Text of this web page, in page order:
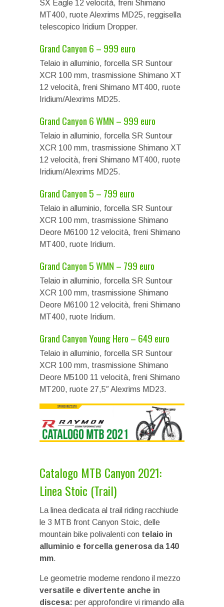
SX Eagle 12 velocità, freni Shimano
MT400, ruote Alexrims MD25, reggisella
telescopico Iridium Dropper.
Grand Canyon 6 – 999 euro
Telaio in alluminio, forcella SR Suntour
XCR 100 mm, trasmissione Shimano XT
12 velocità, freni Shimano MT400, ruote
Iridium/Alexrims MD25.
Grand Canyon 6 WMN – 999 euro
Telaio in alluminio, forcella SR Suntour
XCR 100 mm, trasmissione Shimano XT
12 velocità, freni Shimano MT400, ruote
Iridium/Alexrims MD25.
Grand Canyon 5 – 799 euro
Telaio in alluminio, forcella SR Suntour
XCR 100 mm, trasmissione Shimano
Deore M6100 12 velocità, freni Shimano
MT400, ruote Iridium.
Grand Canyon 5 WMN – 799 euro
Telaio in alluminio, forcella SR Suntour
XCR 100 mm, trasmissione Shimano
Deore M6100 12 velocità, freni Shimano
MT400, ruote Iridium.
Grand Canyon Young Hero – 649 euro
Telaio in alluminio, forcella SR Suntour
XCR 100 mm, trasmissione Shimano
Deore M5100 11 velocità, freni Shimano
MT200, ruote 27,5″ Alexrims MD23.
Catalogo MTB Canyon 2021:
Linea Stoic (Trail)
La linea dedicata al trail riding racchiude
le 3 MTB front Canyon Stoic, delle
mountain bike polivalenti con telaio in
alluminio e forcella generosa da 140
mm.
Le geometrie moderne rendono il mezzo
versatile e divertente anche in
discesa: per approfondire vi rimando alla